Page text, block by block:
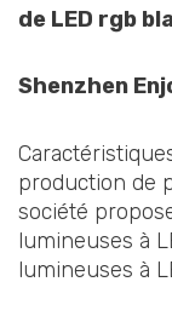
de LED rgb
Shenzhen
production de
société
lumineuses à
lumineuses à